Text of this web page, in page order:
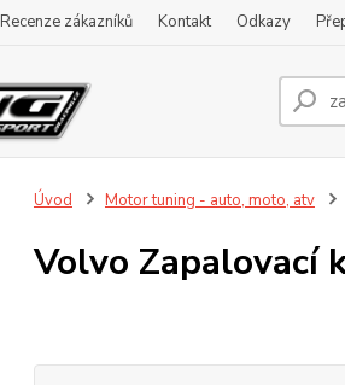
Recenze zákazníků Kontakt Odkazy
Úvod Motor tuning - auto, moto, atv
Volvo Zapalovací